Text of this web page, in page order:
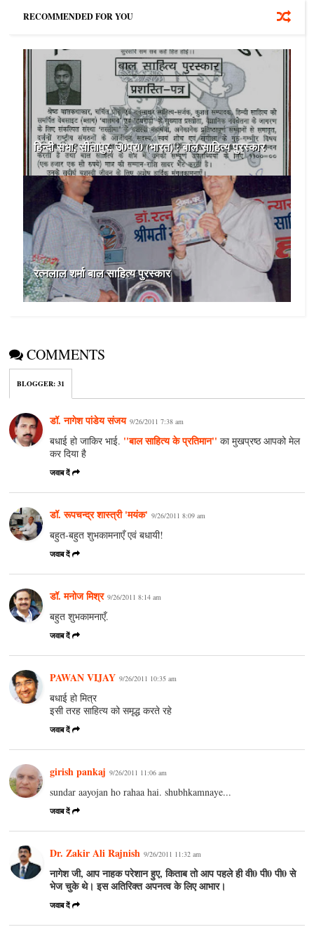
RECOMMENDED FOR YOU
हिन्दी सभा, सीतापुर, उ0प्र0 (भारत) : बाल साहित्य पुरस्कार
रत्नलाल शर्मा बाल साहित्य पुरस्कार
COMMENTS
BLOGGER:31
डॉ. नागेश पांडेय संजय 9/26/2011 7:38 am
बधाई हो जाकिर भाई. ''बाल साहित्य के प्रतिमान'' का मुखप्रष्ठ आपको मेल
कर दिया है
जवाब दें
डॉ. रूपचन्द्र शास्त्री 'मयंक' 9/26/2011 8:09 am
बहुत-बहुत शुभकामनाएँ एवं बधायी!
जवाब दें
डॉ. मनोज मिश्र 9/26/2011 8:14 am
बहुत शुभकामनाएँ.
जवाब दें
PAWAN VIJAY 9/26/2011 10:35 am
बधाई हो मित्र
इसी तरह साहित्य को समृद्ध करते रहे
जवाब दें
girish pankaj 9/26/2011 11:06 am
sundar aayojan ho rahaa hai. shubhkamnaye...
जवाब दें
Dr. Zakir Ali Rajnish 9/26/2011 11:32 am
नागेश जी, आप नाहक परेशान हुए, किताब तो आप पहले ही वी0 पी0 पी0 से
भेज चुके थे। इस अतिरिक्‍त अपनत्‍व के लिए आभार।
जवाब दें